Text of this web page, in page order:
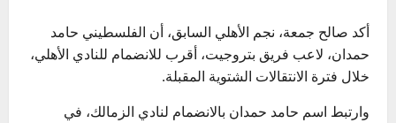
أكد صالح جمعة، نجم الأهلي السابق، أن الفلسطيني حامد
حمدان، لاعب فريق بتروجيت، أقرب للانضمام للنادي الأهلي،
خلال فترة الانتقالات الشتوية المقبلة.
وارتبط اسم حامد حمدان بالانضمام لنادي الزمالك، في